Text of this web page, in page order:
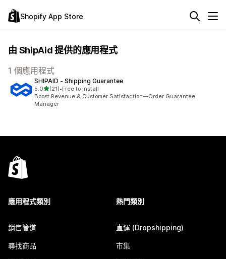
Shopify App Store
由 ShipAid 提供的應用程式
1 個應用程式
SHIPAID ‑ Shipping Guarantee
5.0滿分 5 顆星
(21)
共有 21 則評價
•Free to install
Boost Revenue & Customer Satisfaction—Order Guarantee
Manager
應用程式類別
銷售管道
尋找商品
熱門類別
直運 (Dropshipping)
市集